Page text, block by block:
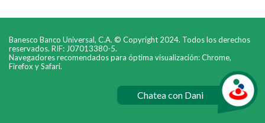
Banesco Banco Universal, C.A. © Copyright 2024. Todos los derechos
reservados. RIF: J07013380-5.
Navegadores recomendados para óptima visualización: Chrome,
Firefox y Safari.
Chatea con Dani